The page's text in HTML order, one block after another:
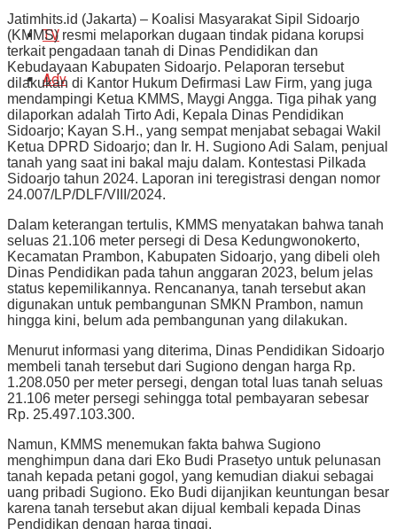
TV
Adv
Jatimhits.id (Jakarta) – Koalisi Masyarakat Sipil Sidoarjo
(KMMS) resmi melaporkan dugaan tindak pidana korupsi
terkait pengadaan tanah di Dinas Pendidikan dan
Kebudayaan Kabupaten Sidoarjo. Pelaporan tersebut
dilakukan di Kantor Hukum Defirmasi Law Firm, yang juga
mendampingi Ketua KMMS, Maygi Angga. Tiga pihak yang
dilaporkan adalah Tirto Adi, Kepala Dinas Pendidikan
Sidoarjo; Kayan S.H., yang sempat menjabat sebagai Wakil
Ketua DPRD Sidoarjo; dan Ir. H. Sugiono Adi Salam, penjual
tanah yang saat ini bakal maju dalam. Kontestasi Pilkada
Sidoarjo tahun 2024. Laporan ini teregistrasi dengan nomor
24.007/LP/DLF/VIII/2024.
Dalam keterangan tertulis, KMMS menyatakan bahwa tanah
seluas 21.106 meter persegi di Desa Kedungwonokerto,
Kecamatan Prambon, Kabupaten Sidoarjo, yang dibeli oleh
Dinas Pendidikan pada tahun anggaran 2023, belum jelas
status kepemilikannya. Rencananya, tanah tersebut akan
digunakan untuk pembangunan SMKN Prambon, namun
hingga kini, belum ada pembangunan yang dilakukan.
Menurut informasi yang diterima, Dinas Pendidikan Sidoarjo
membeli tanah tersebut dari Sugiono dengan harga Rp.
1.208.050 per meter persegi, dengan total luas tanah seluas
21.106 meter persegi sehingga total pembayaran sebesar
Rp. 25.497.103.300.
Namun, KMMS menemukan fakta bahwa Sugiono
menghimpun dana dari Eko Budi Prasetyo untuk pelunasan
tanah kepada petani gogol, yang kemudian diakui sebagai
uang pribadi Sugiono. Eko Budi dijanjikan keuntungan besar
karena tanah tersebut akan dijual kembali kepada Dinas
Pendidikan dengan harga tinggi.